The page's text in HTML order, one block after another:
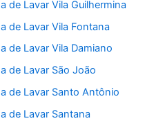
de Lavar Vila Guilhermina
de Lavar Vila Fontana
de Lavar Vila Damiano
de Lavar São João
de Lavar Santo Antônio
de Lavar Santana